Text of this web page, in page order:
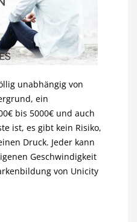
unabhängig von
ein
bis 5000€ und auch
ist, es gibt kein Risiko,
Druck. Jeder kann
Geschwindigkeit
von Unicity